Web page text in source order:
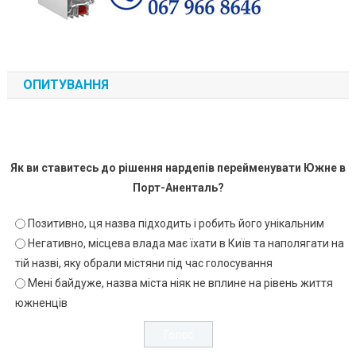
ОПИТУВАННЯ
Як ви ставитесь до рішення нардепів перейменувати Южне в
Порт-Аненталь?
Позитивно, ця назва підходить і робить його унікальним
Негативно, місцева влада має їхати в Київ та наполягати на
тій назві, яку обрали містяни під час голосування
Мені байдуже, назва міста ніяк не вплине на рівень життя
южненців